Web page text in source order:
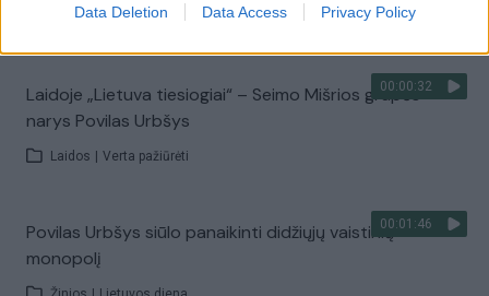
Data Deletion Data Access Privacy Policy
Laidos | Lietuva tiesiogiai
00:00:32
Laidoje „Lietuva tiesiogiai“ – Seimo Mišrios grupės
narys Povilas Urbšys
Laidos Verta pažiūrėti
00:01:46
Povilas Urbšys siūlo panaikinti didžiųjų vaistinių
monopolį